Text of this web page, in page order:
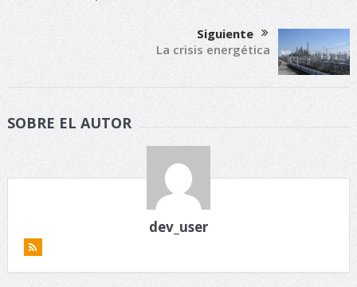
Siguiente
La crisis energética
SOBRE EL AUTOR
dev_user